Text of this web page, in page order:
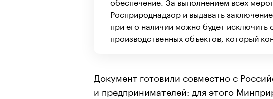
Росприроднадзор и выдавать
при его наличии можно будет исключить
производственных объектов, который
Документ готовили совместно с
и предпринимателей: для этого